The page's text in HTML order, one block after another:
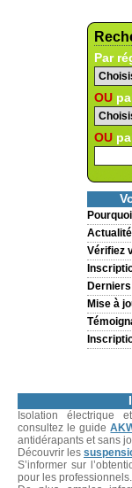
Par
OU
OU
Vérifiez
Mise à
Isolation électrique
consultez le guide
antidérapants et sans
Découvrir les
S’informer sur
pour les professionnels.